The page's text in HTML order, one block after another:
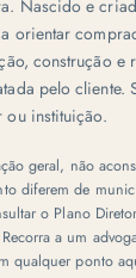
Nascido e
orientar
construção e
pelo cliente.
ou instituição.
geral, não
diferem de
o Plano
a um
qualquer ponto